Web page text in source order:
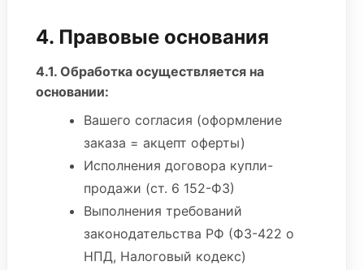
4. Правовые основания
4.1. Обработка осуществляется на
основании:
Вашего согласия (оформление
заказа = акцепт оферты)
Исполнения договора купли-
продажи (ст. 6 152-ФЗ)
Выполнения требований
законодательства РФ (ФЗ-422 о
НПД, Налоговый кодекс)